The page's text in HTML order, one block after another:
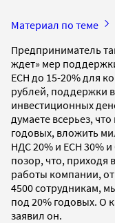
Материал по теме
Предприниматель
ждет» мер
ЕСН до 15-20% для
рублей, поддержки
инвестиционных
думаете всерьез,
годовых, вложить
НДС 20% и ЕСН 30%
позор, что, приходя
работы компании,
4500 сотрудникам,
под 20% годовых. О
заявил он.